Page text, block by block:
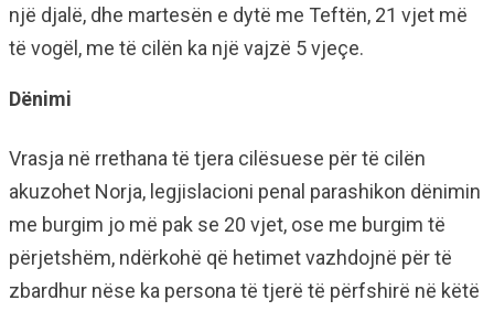
një djalë, dhe martesën e dytë me Teftën, 21 vjet më
të vogël, me të cilën ka një vajzë 5 vjeçe.
Dënimi
Vrasja në rrethana të tjera cilësuese për të cilën
akuzohet Norja, legjislacioni penal parashikon dënimin
me burgim jo më pak se 20 vjet, ose me burgim të
përjetshëm, ndërkohë që hetimet vazhdojnë për të
zbardhur nëse ka persona të tjerë të përfshirë në këtë